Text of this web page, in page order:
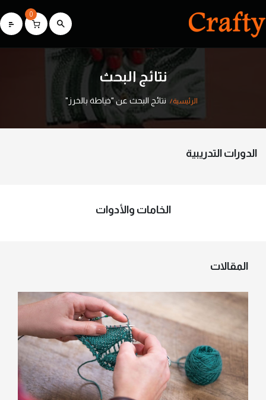
0
نتائج البحث
الرئيسية نتائج البحث عن "خياطة بالخرز"
الدورات التدريبية
الخامات والأدوات
المقالات